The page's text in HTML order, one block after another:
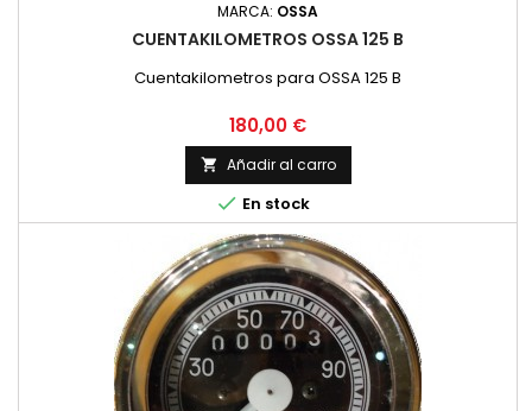
MARCA: OSSA
CUENTAKILOMETROS OSSA 125 B
Cuentakilometros para OSSA 125 B
Precio
180,00 €
 Añadir al carro
 En stock